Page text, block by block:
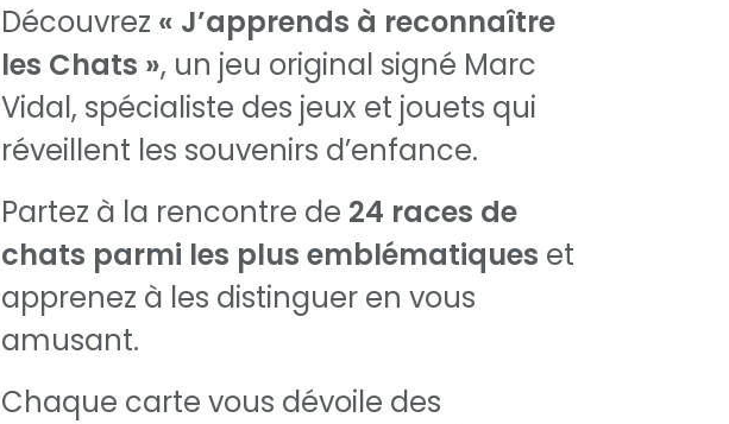
Découvrez « J’apprends à reconnaître
les Chats », un jeu original signé Marc
Vidal, spécialiste des jeux et jouets qui
réveillent les souvenirs d’enfance.
Partez à la rencontre de 24 races de
chats parmi les plus emblématiques et
apprenez à les distinguer en vous
amusant.
Chaque carte vous dévoile des